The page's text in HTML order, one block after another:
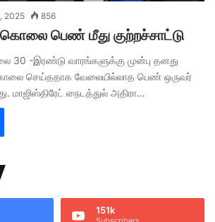
2025 856
பெண் மீது குற்றச்சாட்டு
30 -இரண்டு வாரங்களுக்கு முன்பு தனது
செய்ததாக வேலையில்லாத பெண் ஒருவர்
மாஜிஸ்திரேட் நைடத்துல் அதிரா…
151k